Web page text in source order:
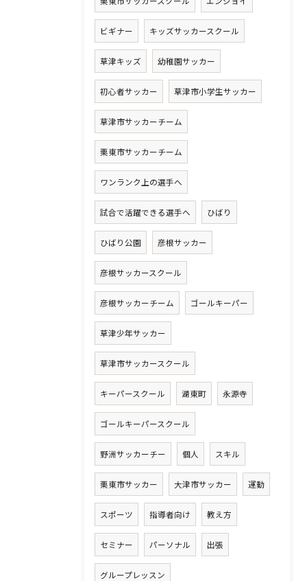
ビギナー キッズサッカースクール
草津キッズ 幼稚園サッカー
初心者サッカー 草津市小学生サッカー
草津市サッカーチーム
栗東市サッカーチーム
ワンランク上の選手へ
試合で活躍できる選手へ ひばり
ひばり公園 彦根サッカー
彦根サッカースクール
彦根サッカーチーム ゴールキーパー
草津少年サッカー
草津市サッカースクール
キーパースクール 湖東町 永源寺
ゴールキーパースクール
野洲サッカーチー 個人 スキル
栗東市サッカー 大津市サッカー 運動
スポーツ 指導者向け 教え方
セミナー パーソナル 出張
グループレッスン